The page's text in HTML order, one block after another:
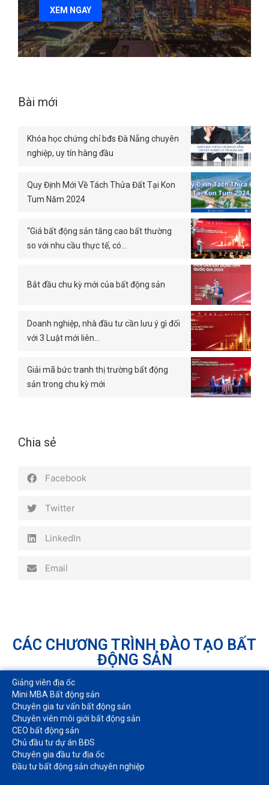
XEM NGAY
Bài mới
Khóa học chứng chỉ bđs Đà Nẵng chuyên
nghiệp, uy tín hàng đầu
Quy Định Mới Về Tách Thửa Đất Tại Kon
Tum Năm 2024
“Giá bất động sản tăng cao bất thường
so với nhu cầu thực tế, có…
Bắt đầu chu kỳ mới của bất động sản
Doanh nghiệp, nhà đầu tư cần lưu ý gì đối
với 3 Luật mới liên…
Giải mã bức tranh thị trường bất động
sản trong chu kỳ mới
Chia sẻ
Facebook
Twitter
LinkedIn
Email
CÁC CHƯƠNG TRÌNH ĐÀO TẠO BẤT
ĐỘNG SẢN
Giảng viên địa ốc
Mini MBA Bất động sản
Chuyên gia tư vấn bất động sản
Chuyên viên môi giới bất động sản​
CEO bất động sản
Chủ đầu tư dự án BĐS
Chuyên gia đầu tư địa ốc​
Đầu tư bất động sản chuyên nghiệp